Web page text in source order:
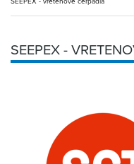
Kariéra
Kontakty
Nákupný zoznam
SEEPEX -